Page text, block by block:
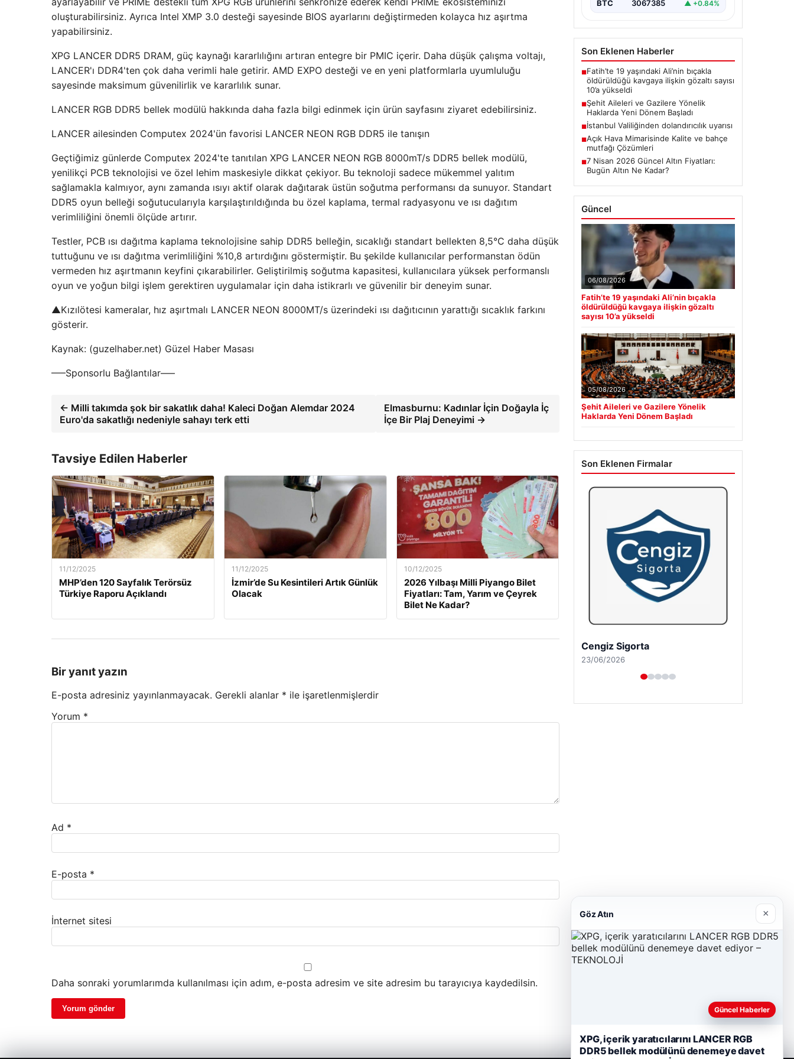
oluşturabilirsiniz. Ayrıca Intel XMP 3.0 desteği sayesinde BIOS ayarlarını değiştirmeden kolayca hız aşırtma
yapabilirsiniz.
XPG LANCER DDR5 DRAM, güç kaynağı kararlılığını artıran entegre bir PMIC içerir. Daha düşük çalışma voltajı,
LANCER'ı DDR4'ten çok daha verimli hale getirir. AMD EXPO desteği ve en yeni platformlarla uyumluluğu
sayesinde maksimum güvenilirlik ve kararlılık sunar.
LANCER RGB DDR5 bellek modülü hakkında daha fazla bilgi edinmek için ürün sayfasını ziyaret edebilirsiniz.
LANCER ailesinden Computex 2024'ün favorisi LANCER NEON RGB DDR5 ile tanışın
Geçtiğimiz günlerde Computex 2024'te tanıtılan XPG LANCER NEON RGB 8000mT/s DDR5 bellek modülü,
yenilikçi PCB teknolojisi ve özel lehim maskesiyle dikkat çekiyor. Bu teknoloji sadece mükemmel yalıtım
sağlamakla kalmıyor, aynı zamanda ısıyı aktif olarak dağıtarak üstün soğutma performansı da sunuyor. Standart
DDR5 oyun belleği soğutucularıyla karşılaştırıldığında bu özel kaplama, termal radyasyonu ve ısı dağıtım
verimliliğini önemli ölçüde artırır.
Testler, PCB ısı dağıtma kaplama teknolojisine sahip DDR5 belleğin, sıcaklığı standart bellekten 8,5°C daha düşük
tuttuğunu ve ısı dağıtma verimliliğini %10,8 artırdığını göstermiştir. Bu şekilde kullanıcılar performanstan ödün
vermeden hız aşırtmanın keyfini çıkarabilirler. Geliştirilmiş soğutma kapasitesi, kullanıcılara yüksek performanslı
oyun ve yoğun bilgi işlem gerektiren uygulamalar için daha istikrarlı ve güvenilir bir deneyim sunar.
▲Kızılötesi kameralar, hız aşırtmalı LANCER NEON 8000MT/s üzerindeki ısı dağıtıcının yarattığı sıcaklık farkını
gösterir.
Kaynak: (guzelhaber.net) Güzel Haber Masası
—–Sponsorlu Bağlantılar—–
← Milli takımda şok bir sakatlık daha! Kaleci Doğan Alemdar 2024
Euro'da sakatlığı nedeniyle sahayı terk etti
Elmasburnu: Kadınlar İçin Doğayla İç
İçe Bir Plaj Deneyimi →
Tavsiye Edilen Haberler
11/12/2025
MHP’den 120 Sayfalık Terörsüz
Türkiye Raporu Açıklandı
11/12/2025
İzmir’de Su Kesintileri Artık Günlük
Olacak
10/12/2025
2026 Yılbaşı Milli Piyango Bilet
Fiyatları: Tam, Yarım ve Çeyrek
Bilet Ne Kadar?
Bir yanıt yazın
E-posta adresiniz yayınlanmayacak. Gerekli alanlar * ile işaretlenmişlerdir
Yorum *
Ad *
E-posta *
İnternet sitesi
Daha sonraki yorumlarımda kullanılması için adım, e-posta adresim ve site adresim bu tarayıcıya kaydedilsin.
BTC 3067385 ▲ +0.84%
Son Eklenen Haberler
■Fatih’te 19 yaşındaki Ali’nin bıçakla
öldürüldüğü kavgaya ilişkin gözaltı sayısı
10’a yükseldi
■Şehit Aileleri ve Gazilere Yönelik
Haklarda Yeni Dönem Başladı
■İstanbul Valiliğinden dolandırıcılık uyarısı
■Açık Hava Mimarisinde Kalite ve bahçe
mutfağı Çözümleri
■7 Nisan 2026 Güncel Altın Fiyatları:
Bugün Altın Ne Kadar?
Güncel
06/08/2026
Fatih’te 19 yaşındaki Ali’nin bıçakla
öldürüldüğü kavgaya ilişkin gözaltı
sayısı 10’a yükseldi
05/08/2026
Şehit Aileleri ve Gazilere Yönelik
Haklarda Yeni Dönem Başladı
Son Eklenen Firmalar
Hastaş Beton
26/05/2026
Göz Atın ×
Güncel Haberler
XPG, içerik yaratıcılarını LANCER RGB
DDR5 bellek modülünü denemeye davet